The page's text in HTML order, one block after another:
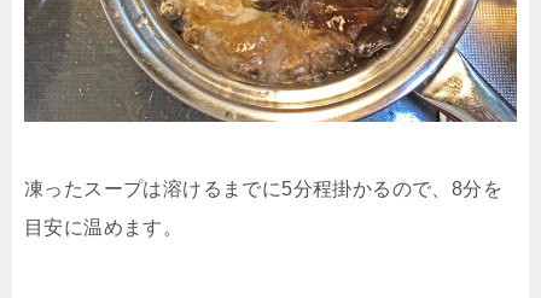
凍ったスープは溶けるまでに5分程掛かるので、8分を
目安に温めます。